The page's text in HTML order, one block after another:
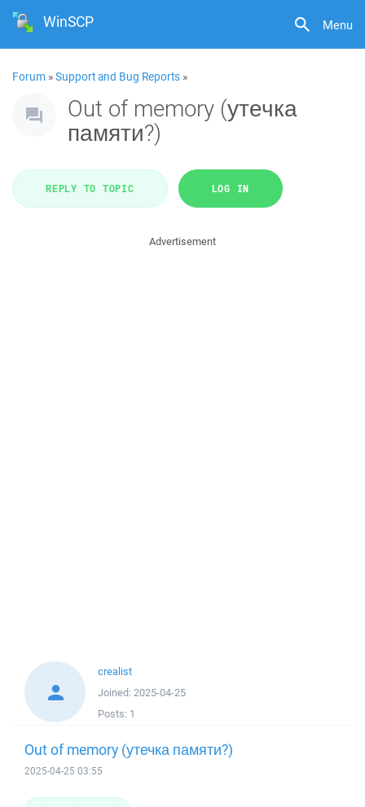
Menu
WinSCP
Forum »Support and Bug Reports »
Out of memory (утечка
памяти?)
REPLY TO TOPIC LOG IN
Advertisement
crealist
Joined: 2025-04-25
Posts: 1
Out of memory (утечка памяти?)
2025-04-25 03:55